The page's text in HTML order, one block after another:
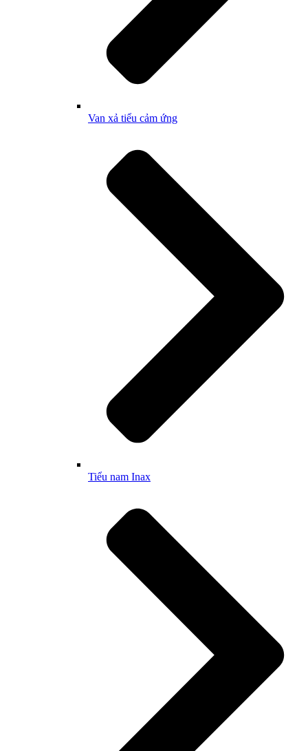
Van xả tiểu cảm ứng
Tiểu nam Inax